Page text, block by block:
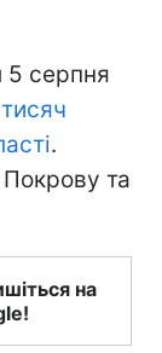
5 серпня
.
та
на